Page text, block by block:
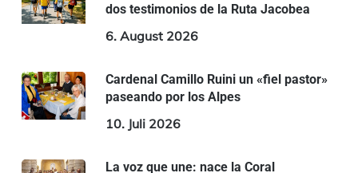
dos testimonios de la Ruta Jacobea
6. August 2026
Cardenal Camillo Ruini un «fiel pastor»
paseando por los Alpes
10. Juli 2026
La voz que une: nace la Coral